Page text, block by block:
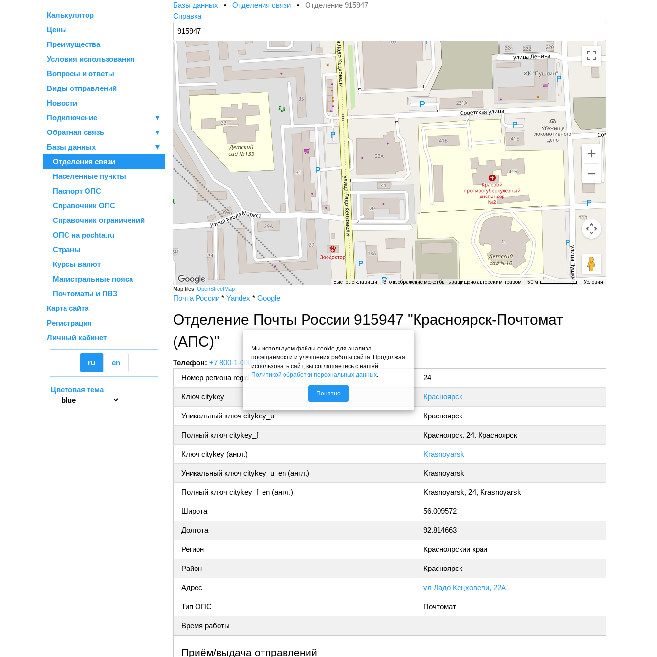
Калькулятор
Цены
Преимущества
Условия использования
Вопросы и ответы
Виды отправлений
Новости
Подключение
▼
Обратная связь
▼
Базы данных
▼
Отделения связи
Населенные пункты
Паспорт ОПС
Справочник ОПС
Справочник ограничений
ОПС на pochta.ru
Страны
Курсы валют
Магистральные пояса
Почтоматы и ПВЗ
Карта сайта
Регистрация
Личный кабинет
ru en
Цветовая тема
Базы данных • Отделения связи • Отделение 915947
Справка
Быстрые клавиши Это изображение может быть защищено авторским правом 50 м Условия
Map tiles: OpenStreetMap
Почта России * Yandex * Google
Отделение Почты России 915947 "Красноярск-Почтомат
(АПС)"
Телефон: +7 800-1-000-000
Номер региона regid
24
Ключ citykey Красноярск
Уникальный ключ citykey_u Красноярск
Полный ключ citykey_f Красноярск, 24, Красноярск
Ключ citykey (англ.) Krasnoyarsk
Уникальный ключ citykey_u_en (англ.) Krasnoyarsk
Полный ключ citykey_f_en (англ.) Krasnoyarsk, 24, Krasnoyarsk
Широта 56.009572
Долгота 92.814663
Регион Красноярский край
Район Красноярск
Адрес ул Ладо Кецховели, 22А
Тип ОПС Почтомат
Время работы
Приём/выдача отправлений
Мы используем файлы cookie для анализа
посещаемости и улучшения работы сайта. Продолжая
использовать сайт, вы соглашаетесь с нашей
Политикой обработки персональных данных.
Понятно